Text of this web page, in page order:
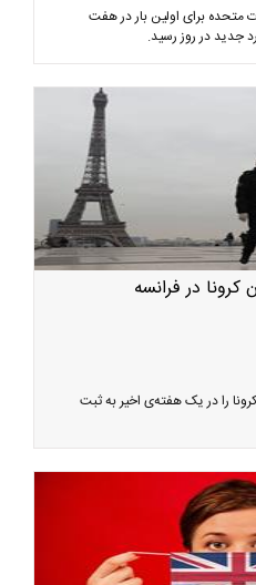
متحده برای اولین بار در هفت
در فرانسه
کرونا را در یک هفته‌ی اخیر به ثبت